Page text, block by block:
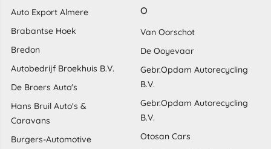
Auto Export Almere
Brabantse Hoek
Bredon
Autobedrijf Broekhuis B.V.
De Broers Auto's
Hans Bruil Auto's &
Caravans
Burgers-Automotive
O
Van Oorschot
De Ooyevaar
Gebr.Opdam Autorecycling
B.V.
Gebr.Opdam Autorecycling
B.V.
Otosan Cars